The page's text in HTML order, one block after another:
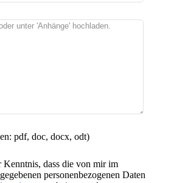
pdf, doc, docx, odt)
dass die von mir im
personenbezogenen Daten